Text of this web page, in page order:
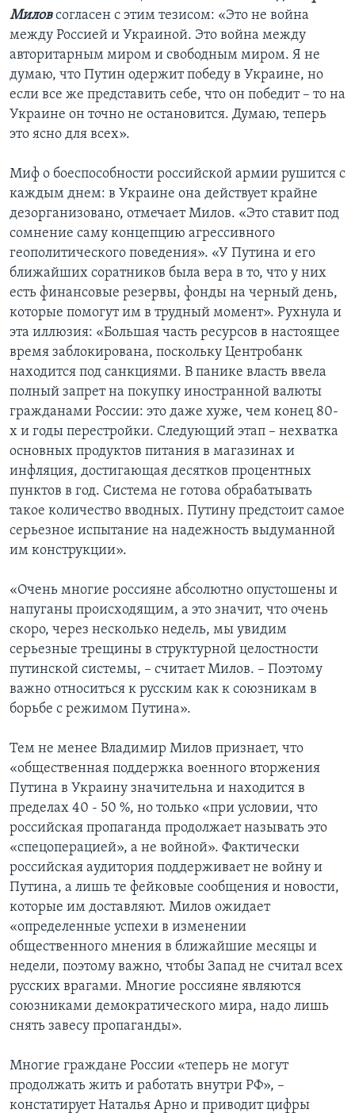
Миловсогласен с этим тезисом: «Это не война
между Россией и Украиной. Это война между
авторитарным миром и свободным миром. Я не
думаю, что Путин одержит победу в Украине, но
если все же представить себе, что он победит – то на
Украине он точно не остановится. Думаю, теперь
это ясно для всех».
Миф о боеспособности российской армии рушится с
каждым днем: в Украине она действует крайне
дезорганизовано, отмечает Милов. «Это ставит под
сомнение саму концепцию агрессивного
геополитического поведения». «У Путина и его
ближайших соратников была вера в то, что у них
есть финансовые резервы, фонды на черный день,
которые помогут им в трудный момент». Рухнула и
эта иллюзия: «Большая часть ресурсов в настоящее
время заблокирована, поскольку Центробанк
находится под санкциями. В панике власть ввела
полный запрет на покупку иностранной валюты
гражданами России: это даже хуже, чем конец 80-
х и годы перестройки. Следующий этап – нехватка
основных продуктов питания в магазинах и
инфляция, достигающая десятков процентных
пунктов в год. Система не готова обрабатывать
такое количество вводных. Путину предстоит самое
серьезное испытание на надежность выдуманной
им конструкции».
«Очень многие россияне абсолютно опустошены и
напуганы происходящим, а это значит, что очень
скоро, через несколько недель, мы увидим
серьезные трещины в структурной целостности
путинской системы, – считает Милов. – Поэтому
важно относиться к русским как к союзникам в
борьбе с режимом Путина».
Тем не менее Владимир Милов признает, что
«общественная поддержка военного вторжения
Путина в Украину значительна и находится в
пределах 40 - 50 %, но только «при условии, что
российская пропаганда продолжает называть это
«спецоперацией», а не войной». Фактически
российская аудитория поддерживает не войну и
Путина, а лишь те фейковые сообщения и новости,
которые им доставляют. Милов ожидает
«определенные успехи в изменении
общественного мнения в ближайшие месяцы и
недели, поэтому важно, чтобы Запад не считал всех
русских врагами. Многие россияне являются
союзниками демократического мира, надо лишь
снять завесу пропаганды».
Многие граждане России «теперь не могут
продолжать жить и работать внутри РФ», –
констатирует Наталья Арно и приводит цифры